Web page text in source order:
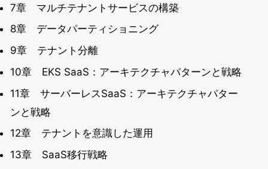
7章 マルチテナントサービスの構築
8章 データパーティショニング
9章 テナント分離
10章 EKS SaaS：アーキテクチャパターンと戦略
11章 サーバーレスSaaS：アーキテクチャパター
ンと戦略
12章 テナントを意識した運用
13章 SaaS移行戦略